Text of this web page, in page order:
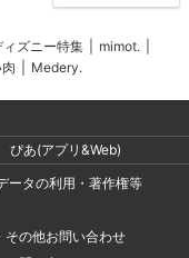
ズニー特集 mimot.
Medery.
ぴあ(アプリ&Web)
ータの利用・著作権等
その他お問い合わせ